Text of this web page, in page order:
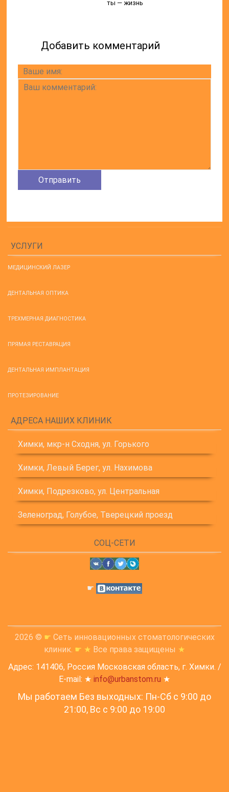
ты — жизнь
Добавить комментарий
УСЛУГИ
МЕДИЦИНСКИЙ ЛАЗЕР
ДЕНТАЛЬНАЯ ОПТИКА
ТРЕХМЕРНАЯ ДИАГНОСТИКА
ПРЯМАЯ РЕСТАВРАЦИЯ
ДЕНТАЛЬНАЯ ИМПЛАНТАЦИЯ
ПРОТЕЗИРОВАНИЕ
АДРЕСА НАШИХ КЛИНИК
Химки, мкр-н Сходня, ул. Горького
Химки, Левый Берег, ул. Нахимова
Химки, Подрезково, ул. Центральная
Зеленоград, Голубое, Тверецкий проезд
СОЦ-СЕТИ
☛
2026 © ☛ Сеть инновационных стоматологических
клиник. ☛ ★ Все права защищены ★
Адрес: 141406, Россия Московская область, г. Химки. /
E-mail: ★ info@urbanstom.ru ★
Мы работаем Без выходных: Пн-Сб с 9:00 до
21:00, Вс c 9:00 до 19:00